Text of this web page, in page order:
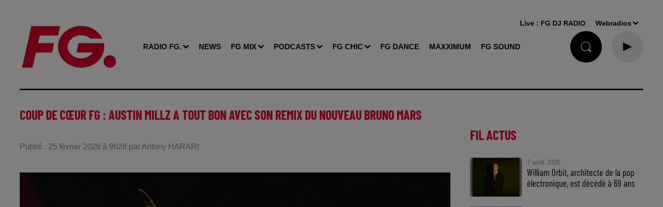
RADIO FG. NEWS FG MIX PODCASTS FG CHIC FG DANCE MAXXIMUM FG SOUND
Live : FG DJ RADIO Webradios
COUP DE CŒUR FG : AUSTIN MILLZ A TOUT BON AVEC SON REMIX DU NOUVEAU BRUNO MARS
Publié : 25 février 2026 à 9h28 par Antony HARARI
FIL ACTUS
7 août 2026
William Orbit, architecte de la pop
électronique, est décédé à 69 ans